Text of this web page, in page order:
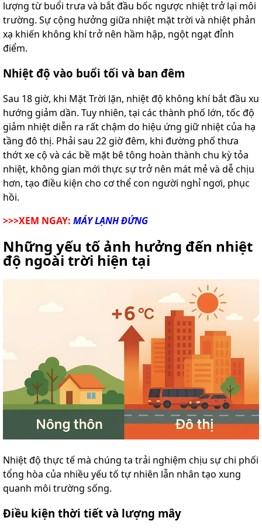
lượng từ buổi trưa và bắt đầu bốc ngược nhiệt trở lại môi
trường. Sự cộng hưởng giữa nhiệt mặt trời và nhiệt phản
xạ khiến không khí trở nên hầm hập, ngột ngạt đỉnh
điểm.
Nhiệt độ vào buổi tối và ban đêm
Sau 18 giờ, khi Mặt Trời lặn, nhiệt độ không khí bắt đầu xu
hướng giảm dần. Tuy nhiên, tại các thành phố lớn, tốc độ
giảm nhiệt diễn ra rất chậm do hiệu ứng giữ nhiệt của hạ
tầng đô thị. Phải sau 22 giờ đêm, khi đường phố thưa
thớt xe cộ và các bề mặt bê tông hoàn thành chu kỳ tỏa
nhiệt, không gian mới thực sự trở nên mát mẻ và dễ chịu
hơn, tạo điều kiện cho cơ thể con người nghỉ ngơi, phục
hồi.
>>>XEM NGAY: MÁY LẠNH ĐỨNG
Những yếu tố ảnh hưởng đến nhiệt
độ ngoài trời hiện tại
Nhiệt độ thực tế mà chúng ta trải nghiệm chịu sự chi phối
tổng hòa của nhiều yếu tố tự nhiên lẫn nhân tạo xung
quanh môi trường sống.
Điều kiện thời tiết và lượng mây